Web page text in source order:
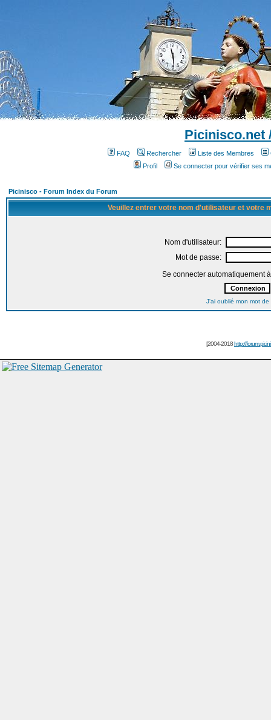
Picinisco.net
FAQ Rechercher Liste des Membres
Profil
Se connecter pour vérifier ses
Picinisco - Forum Index du Forum
Veuillez entrer votre nom d'utilisateur et votre
Nom d'utilisateur:
Mot de passe:
Se connecter automatiquement
J'ai oublié mon mot de
[2004-2018http://